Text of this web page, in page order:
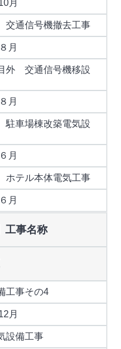
月
通信号機撤去工事
月
外 交通信号機移設
月
駐車場棟改築電気設
月
ホテル本体電気工事
月
工事名称
工事その4
月
設備工事